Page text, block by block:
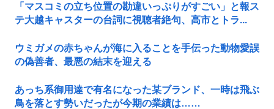
「マスコミの立ち位置の勘違いっぷりがすごい」と報ス
テ大越キャスターの台詞に視聴者絶句、高市とトラ...
ウミガメの赤ちゃんが海に入ることを手伝った動物愛誤
の偽善者、最悪の結末を迎える
あっち系御用達で有名になった某ブランド、一時は飛ぶ
鳥を落とす勢いだったが今期の業績は……